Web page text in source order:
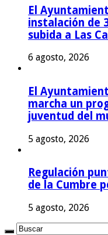
El
instalación de
subida a Las
6 agosto, 2026
El
marcha un
juventud del
5 agosto, 2026
Regulación
de la Cumbre
5 agosto, 2026